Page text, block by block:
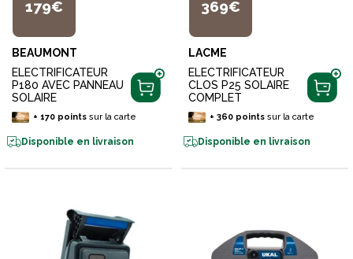
179€
BEAUMONT
ELECTRIFICATEUR
P180 AVEC PANNEAU
SOLAIRE
+ 170pointssur la carte
Disponible en livraison
369€
LACME
ELECTRIFICATEUR
CLOS P25 SOLAIRE
COMPLET
+ 360pointssur la carte
Disponible en livraison